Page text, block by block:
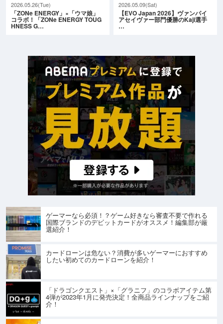
2026.05.26(Tue)
「ZONe ENERGY」×「ウマ娘」
コラボ！「ZONe ENERGY TOUG
HNESS G…
2026.05.09(Sat)
【EVO Japan 2026】ヴァンパイ
アセイヴァー部門優勝のKaji選手
…
ゲーマーなら必須！？ゲーム好きなら審査不要で作れる
国際ブランドのデビットカードがオススメ！編集部が厳
選紹介！
カードローンは危ない？消費が多いゲーマーにおすすめ
したい初めてのカードローンを紹介！
「ドラゴンクエスト」×「グラニフ」のコラボアイテム第
4弾が2023年1月に発売決定！全商品ラインナップをご紹
介！